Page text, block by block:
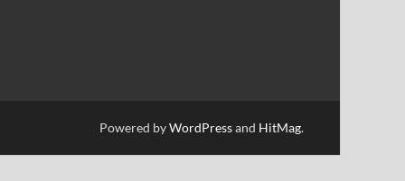
Powered byWordPressand HitMag.